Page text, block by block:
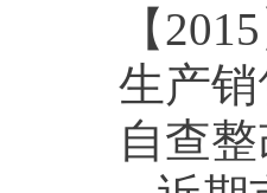
【
生产
自查整